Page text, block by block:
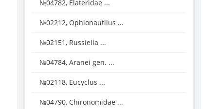
№04782, Elateridae ...
№02212, Ophionautilus ...
№02151, Russiella ...
№04784, Aranei gen. ...
№02118, Eucyclus ...
№04790, Chironomidae ...